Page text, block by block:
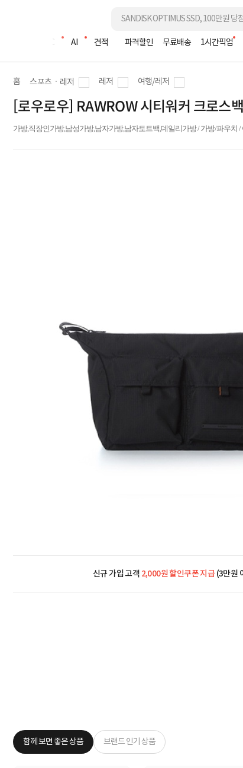
조립PC AI 견적 파격할인 무료배송 1시간픽업
홈 스포츠ㆍ레저 레저 여행/레저
[로우로우] RAWROW 시티워커 크로스
가방,직장인가방,남성가방,남자가방,남자토트백,데일리가방 / 가방/파우치
신규 가입 고객 2,000원 할인쿠폰 지급(3만원
함께 보면 좋은 상품 브랜드 인기 상품